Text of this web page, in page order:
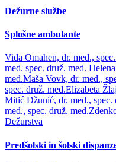
Dežurne službe
Splošne ambulante
Vida Omahen, dr. med.,
med. spec. druž. med.
med.Maša Vovk, dr. med.,
spec. druž. med.Elizabeta
Mitić Džunić, dr. med., spec.
med., spec. druž. med.
Dežurstva
Predšolski in šolski